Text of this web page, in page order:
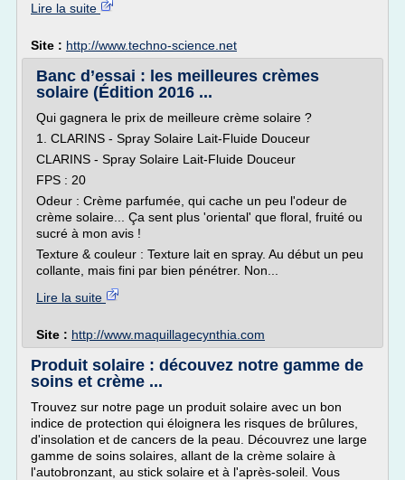
Lire la suite
Site : http://www.techno-science.net
Banc d’essai : les meilleures crèmes
solaire (Édition 2016 ...
Qui gagnera le prix de meilleure crème solaire ?
1. CLARINS - Spray Solaire Lait-Fluide Douceur
CLARINS - Spray Solaire Lait-Fluide Douceur
FPS : 20
Odeur : Crème parfumée, qui cache un peu l'odeur de
crème solaire... Ça sent plus 'oriental' que floral, fruité ou
sucré à mon avis !
Texture & couleur : Texture lait en spray. Au début un peu
collante, mais fini par bien pénétrer. Non...
Lire la suite
Site : http://www.maquillagecynthia.com
Produit solaire : découvez notre gamme de
soins et crème ...
Trouvez sur notre page un produit solaire avec un bon
indice de protection qui éloignera les risques de brûlures,
d'insolation et de cancers de la peau. Découvrez une large
gamme de soins solaires, allant de la crème solaire à
l'autobronzant, au stick solaire et à l'après-soleil. Vous